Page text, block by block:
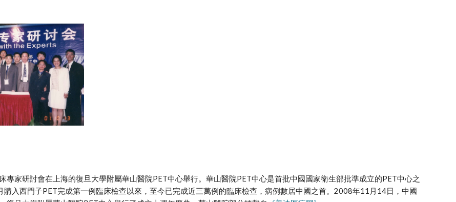
專家研討會在上海的復旦大學附屬華山醫院PET中心舉行。華山醫院PET中心是首批中國國家衛生部批準成立的PET中心之
入西門子PET完成第一例臨床檢查以來，至今已完成近三萬例的臨床檢查，病例數居中國之首。2008年11月14日，中國